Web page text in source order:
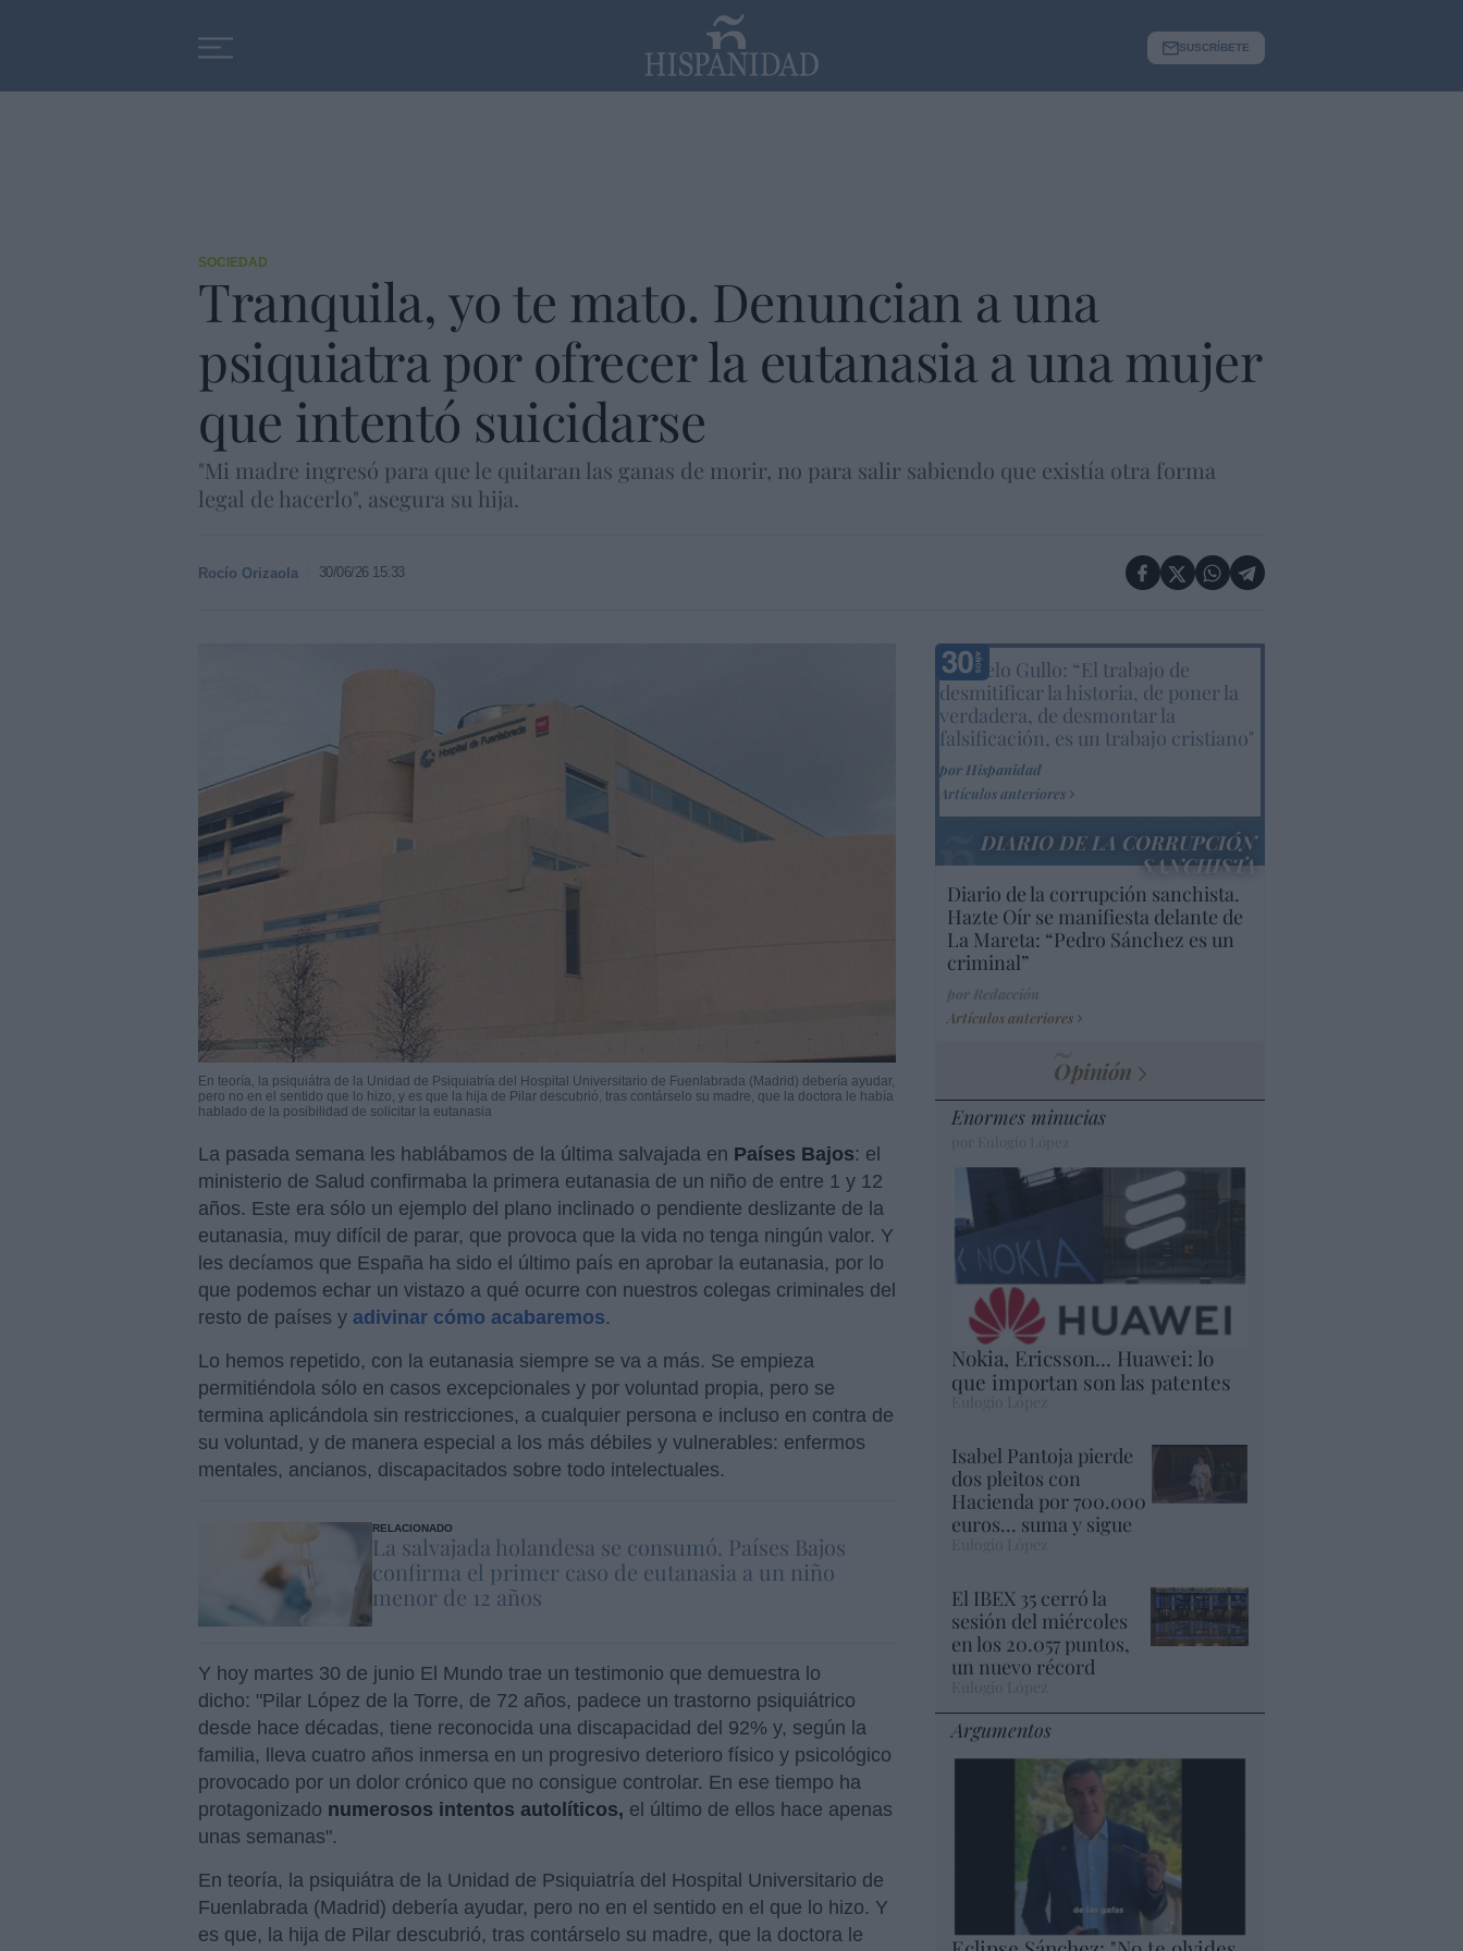
SUSCRÍBETE
SOCIEDAD
Tranquila, yo te mato. Denuncian a una
psiquiatra por ofrecer la eutanasia a una mujer
que intentó suicidarse
"Mi madre ingresó para que le quitaran las ganas de morir, no para salir sabiendo que existía otra forma
legal de hacerlo", asegura su hija.
Rocío Orizaola 30/06/26 15:33
En teoría, la psiquiátra de la Unidad de Psiquiatría del Hospital Universitario de Fuenlabrada (Madrid) debería ayudar,
pero no en el sentido que lo hizo, y es que la hija de Pilar descubrió, tras contárselo su madre, que la doctora le había
hablado de la posibilidad de solicitar la eutanasia
La pasada semana les hablábamos de la última salvajada en Países Bajos: el
ministerio de Salud confirmaba la primera eutanasia de un niño de entre 1 y 12
años. Este era sólo un ejemplo del plano inclinado o pendiente deslizante de la
eutanasia, muy difícil de parar, que provoca que la vida no tenga ningún valor. Y
les decíamos que España ha sido el último país en aprobar la eutanasia, por lo
que podemos echar un vistazo a qué ocurre con nuestros colegas criminales del
resto de países y adivinar cómo acabaremos.
Lo hemos repetido, con la eutanasia siempre se va a más. Se empieza
permitiéndola sólo en casos excepcionales y por voluntad propia, pero se
termina aplicándola sin restricciones, a cualquier persona e incluso en contra de
su voluntad, y de manera especial a los más débiles y vulnerables: enfermos
mentales, ancianos, discapacitados sobre todo intelectuales.
RELACIONADO
La salvajada holandesa se consumó. Países Bajos
confirma el primer caso de eutanasia a un niño
menor de 12 años
Y hoy martes 30 de junio El Mundo trae un testimonio que demuestra lo
dicho: "Pilar López de la Torre, de 72 años, padece un trastorno psiquiátrico
desde hace décadas, tiene reconocida una discapacidad del 92% y, según la
familia, lleva cuatro años inmersa en un progresivo deterioro físico y psicológico
provocado por un dolor crónico que no consigue controlar. En ese tiempo ha
protagonizado numerosos intentos autolíticos, el último de ellos hace apenas
unas semanas".
En teoría, la psiquiátra de la Unidad de Psiquiatría del Hospital Universitario de
Fuenlabrada (Madrid) debería ayudar, pero no en el sentido en el que lo hizo. Y
es que, la hija de Pilar descubrió, tras contárselo su madre, que la doctora le
Marcelo Gullo: “El trabajo de
desmitificar la historia, de poner la
verdadera, de desmontar la
falsificación, es un trabajo cristiano"
por Hispanidad
Artículos anteriores
DIARIO DE LA CORRUPCIÓN
SANCHISTA
Diario de la corrupción sanchista.
Hazte Oír se manifiesta delante de
La Mareta: “Pedro Sánchez es un
criminal”
Artículos anteriores
Opinión
Enormes minucias
Nokia, Ericsson... Huawei: lo
que importan son las patentes
Eulogio López
Isabel Pantoja pierde
dos pleitos con
Hacienda por 700.000
euros... suma y sigue
El IBEX 35 cerró la
sesión del miércoles
en los 20.057 puntos,
un nuevo récord
Argumentos